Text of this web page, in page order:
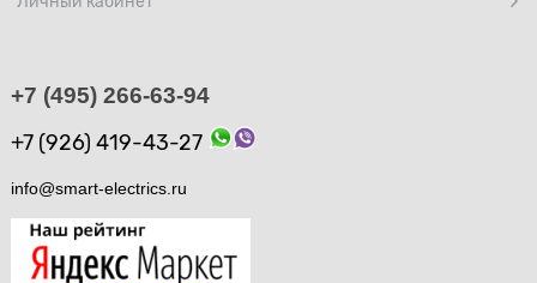
+7 (495) 266-63-94
+7 (926) 419-43-27
info@smart-electrics.ru